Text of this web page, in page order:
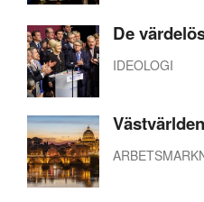
De
IDEOLOGI